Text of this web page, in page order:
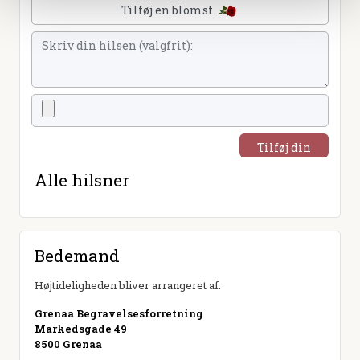
Tilføj en blomst
Tilføj din
Alle hilsner
Bedemand
Højtideligheden bliver arrangeret af:
Grenaa Begravelsesforretning
Markedsgade 49
8500 Grenaa